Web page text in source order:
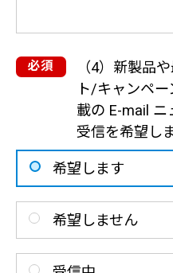
（4）新製品
ト/キャンペ
載の E-mail ニ
受信を希望し
希望します
希望しません